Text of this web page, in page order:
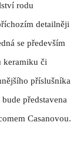
rodu
detailněji
se především
keramiku či
příslušníka
představena
Casanovou.